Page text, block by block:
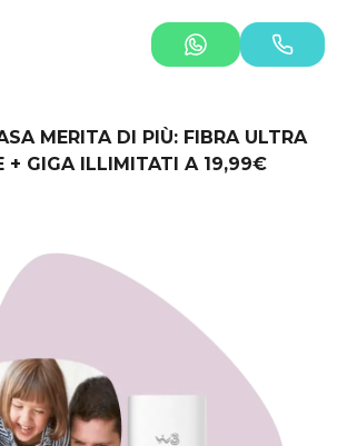
MERITA DI PIÙ: FIBRA ULTRA
+ GIGA ILLIMITATI A 19,99€